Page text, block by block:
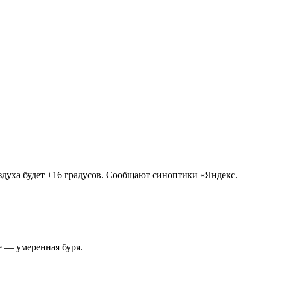
будет +16 градусов. Сообщают синоптики «Яндекс.
— умеренная буря.